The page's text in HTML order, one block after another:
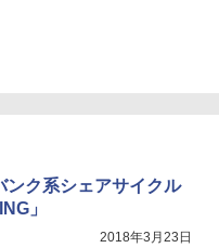
ンク系シェアサイクル
」
2018年3月23日